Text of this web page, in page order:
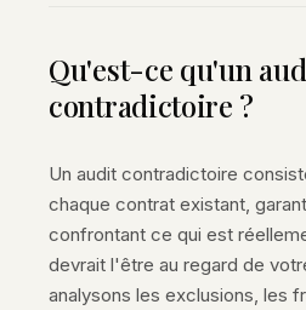
Qu'est-ce qu'un
contradictoire ?
Un audit contradictoire
chaque contrat existant,
confrontant ce qui est
devrait l'être au regard de
analysons les exclusions, les